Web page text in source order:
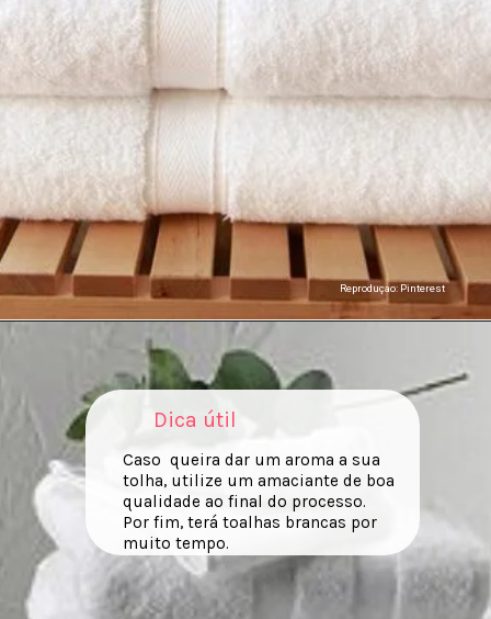
Reproduçao: Pinterest
Dica útil
Caso queira dar um aroma a sua
tolha, utilize um amaciante de boa
qualidade ao final do processo.
Por fim, terá toalhas brancas por
muito tempo.